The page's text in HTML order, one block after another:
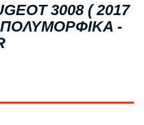
3008 ( 2017
ΠΟΛΥΜΟΡΦΙΚΑ -